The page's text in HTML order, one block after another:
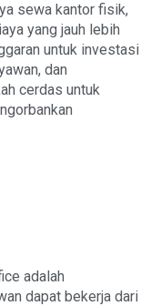
sewa kantor fisik,
yang jauh lebih
untuk investasi
dan
cerdas untuk
adalah
dapat bekerja dari